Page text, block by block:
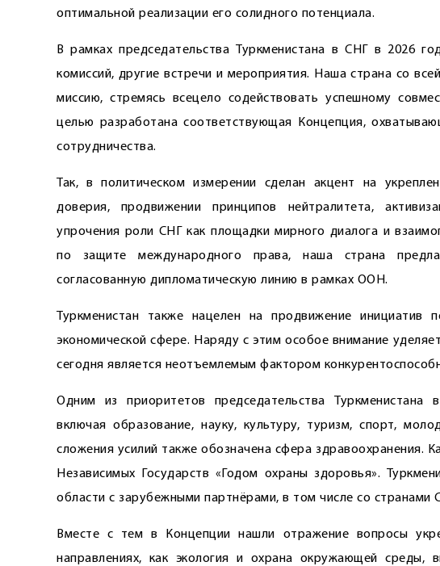
оптимальной реализации его солидного потенциала.
В рамках председательства Туркменистана в СНГ в 2026
комиссий, другие встречи и мероприятия. Наша страна со
миссию, стремясь всецело содействовать успешному
целью разработана соответствующая Концепция,
сотрудничества.
Так, в политическом измерении сделан акцент на
доверия, продвижении принципов нейтралитета,
упрочения роли СНГ как площадки мирного диалога и
по защите международного права, наша страна
согласованную дипломатическую линию в рамках ООН.
Туркменистан также нацелен на продвижение инициатив
экономической сфере. Наряду с этим особое внимание
сегодня является неотъемлемым фактором
Одним из приоритетов председательства Туркменистана
включая образование, науку, культуру, туризм, спорт,
сложения усилий также обозначена сфера здравоохранения.
­Независимых Государств «Годом охраны здоровья».
области с зарубежными партнёрами, в том числе со странами
Вместе с тем в Концепции нашли отражение вопросы
направлениях, как экология и охрана окружающей среды,